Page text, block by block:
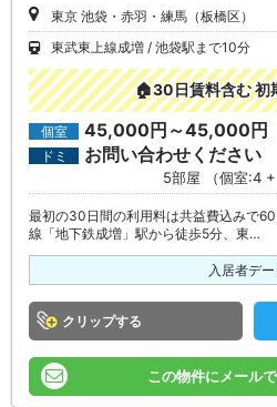
東京 池袋・赤羽・練馬（板橋区）
東武東上線成増
池袋駅まで10分
🏠30日賃料含む 初
個室 45,000円～45,000円
ドミ お問い合わせください
5部屋 （個室:4 +
最初の30日間の利用料は共益費込みで
線「地下鉄成増」駅から徒歩5分、東…
入居者デー
クリップ
この物件にメール